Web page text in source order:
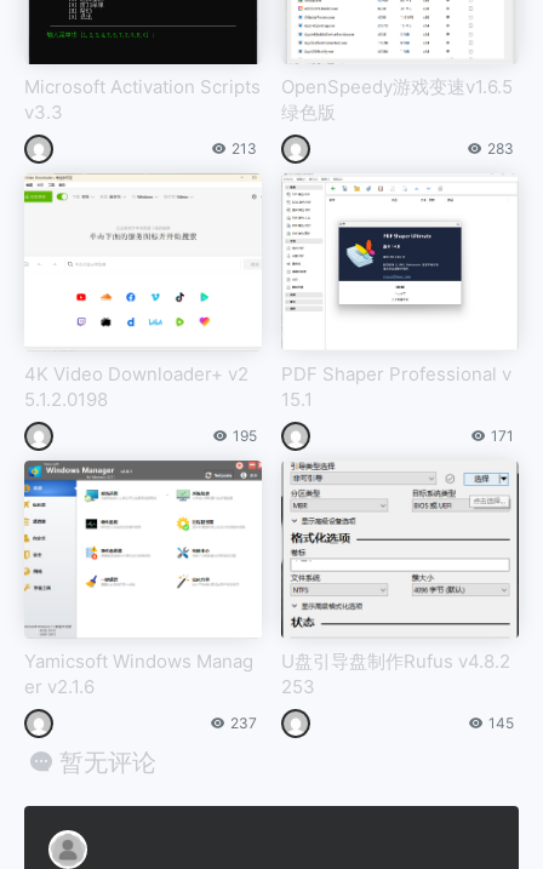
Microsoft Activation Scripts
v3.3
213
OpenSpeedy游戏变速v1.6.5
绿色版
283
4K Video Downloader+ v2
5.1.2.0198
195
PDF Shaper Professional v
15.1
171
Yamicsoft Windows Manag
er v2.1.6
237
U盘引导盘制作Rufus v4.8.2
253
145
暂无评论